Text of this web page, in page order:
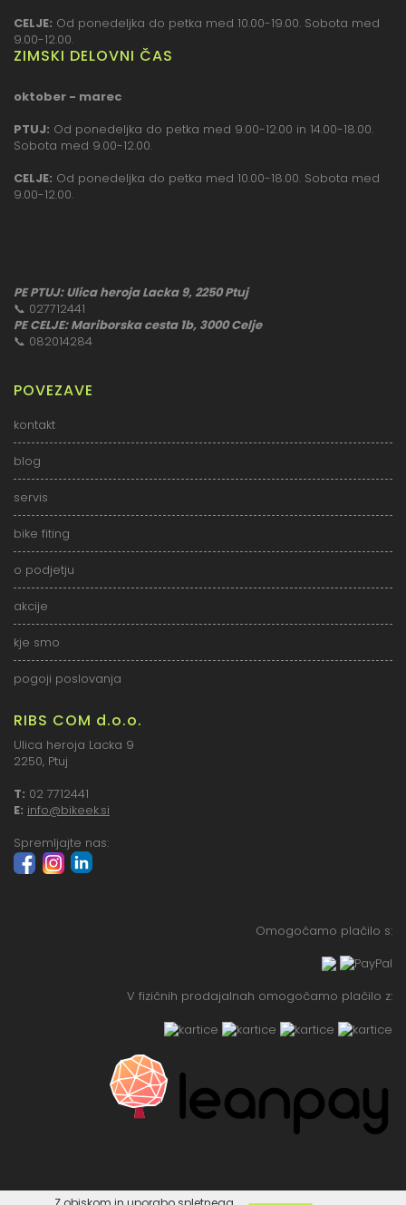
CELJE: Od ponedeljka do petka med 10.00-19.00. Sobota med
9.00-12.00.
ZIMSKI DELOVNI ČAS
oktober - marec
PTUJ: Od ponedeljka do petka med 9.00-12.00 in 14.00-18.00.
Sobota med 9.00-12.00.
CELJE: Od ponedeljka do petka med 10.00-18.00. Sobota med
9.00-12.00.
PE PTUJ: Ulica heroja Lacka 9, 2250 Ptuj
📞 027712441
PE CELJE: Mariborska cesta 1b, 3000 Celje
📞 082014284
POVEZAVE
kontakt
blog
servis
bike fiting
o podjetju
akcije
kje smo
pogoji poslovanja
RIBS COM d.o.o.
Ulica heroja Lacka 9
2250, Ptuj
T: 02 7712441
E: info@bikeek.si
Spremljajte nas:
Omogočamo plačilo s:
V fizičnih prodajalnah omogočamo plačilo z: